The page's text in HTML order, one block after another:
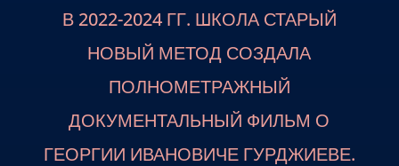
В 2022-2024 ГГ. ШКОЛА СТАРЫЙ
НОВЫЙ МЕТОД СОЗДАЛА
ПОЛНОМЕТРАЖНЫЙ
ДОКУМЕНТАЛЬНЫЙ ФИЛЬМ О
ГЕОРГИИ ИВАНОВИЧЕ ГУРДЖИЕВЕ.